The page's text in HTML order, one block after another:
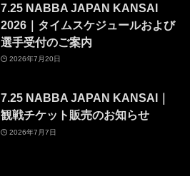
7.25 NABBA JAPAN KANSAI
2026｜タイムスケジュールおよび
選手受付のご案内
2026年7月20日
7.25 NABBA JAPAN KANSAI｜
観戦チケット販売のお知らせ
2026年7月7日